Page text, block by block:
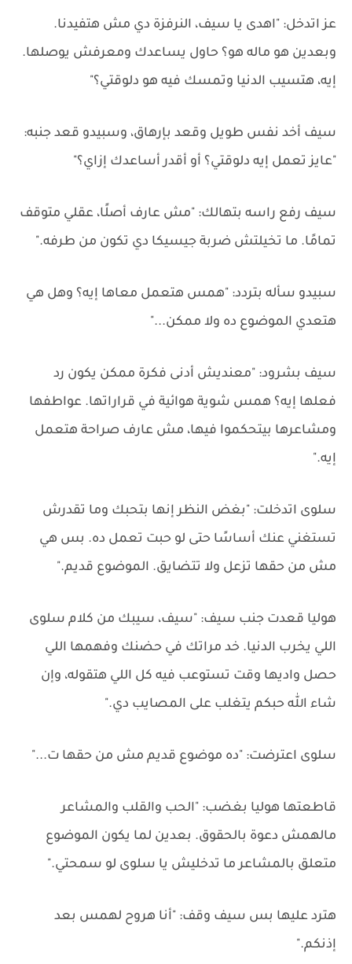
عز اتدخل: "اهدى يا سيف، النرفزة دي مش هتفيدنا.
وبعدين هو ماله هو؟ حاول يساعدك ومعرفش يوصلها.
إيه، هتسيب الدنيا وتمسك فيه هو دلوقتي؟"
سيف أخد نفس طويل وقعد بإرهاق، وسبيدو قعد جنبه:
"عايز تعمل إيه دلوقتي؟ أو أقدر أساعدك إزاي؟"
سيف رفع راسه بتهالك: "مش عارف أصلًا، عقلي متوقف
تمامًا. ما تخيلتش ضربة جيسيكا دي تكون من طرفه."
سبيدو سأله بتردد: "همس هتعمل معاها إيه؟ وهل هي
هتعدي الموضوع ده ولا ممكن..."
سيف بشرود: "معنديش أدنى فكرة ممكن يكون رد
فعلها إيه؟ همس شوية هوائية في قراراتها. عواطفها
ومشاعرها بيتحكموا فيها، مش عارف صراحة هتعمل
إيه."
سلوى اتدخلت: "بغض النظر إنها بتحبك وما تقدرش
تستغني عنك أساسًا حتى لو حبت تعمل ده. بس هي
مش من حقها تزعل ولا تتضايق. الموضوع قديم."
هوليا قعدت جنب سيف: "سيف، سيبك من كلام سلوى
اللي يخرب الدنيا. خد مراتك في حضنك وفهمها اللي
حصل واديها وقت تستوعب فيه كل اللي هتقوله، وإن
شاء الله حبكم يتغلب على المصايب دي."
سلوى اعترضت: "ده موضوع قديم مش من حقها ت..."
قاطعتها هوليا بغضب: "الحب والقلب والمشاعر
مالهمش دعوة بالحقوق. بعدين لما يكون الموضوع
متعلق بالمشاعر ما تدخليش يا سلوى لو سمحتي."
هترد عليها بس سيف وقف: "أنا هروح لهمس بعد
إذنكم."